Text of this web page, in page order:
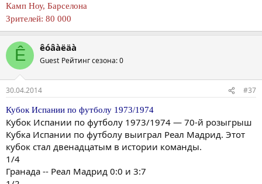
Камп Ноу, Барселона
Зрителей: 80 000
Ê êóâàëäà
Guest Рейтинг сезона: 0
30.04.2014 #37
Кубок Испании по футболу 1973/1974
Кубок Испании по футболу 1973/1974 — 70-й розыгрыш
Кубка Испании по футболу выиграл Реал Мадрид. Этот
кубок стал двенадцатым в истории команды.
1/4
Гранада -- Реал Мадрид 0:0 и 3:7